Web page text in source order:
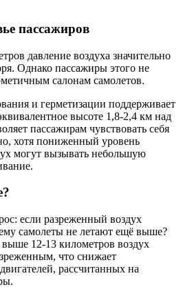
пассажиров
давление воздуха значительно
Однако пассажиры этого не
салонам самолетов.
и герметизации поддерживает
высоте 1,8-2,4 км над
пассажирам чувствовать себя
хотя пониженный уровень
могут вызывать небольшую
если разреженный воздух
самолеты не летают ещё выше?
12-13 километров воздух
что снижает
рассчитанных на